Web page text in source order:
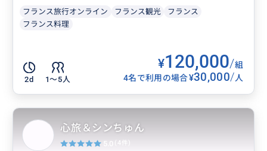
フランス旅行オンライン フランス観光
フランス
フランス料理
2d 1〜5人
¥120,000/組
4名で利用の場合¥30,000/人
心旅＆シンちゅん
5.0 (4件)